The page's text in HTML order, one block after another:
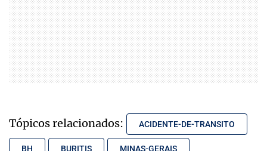
Tópicos relacionados: ACIDENTE-DE-TRANSITO
BH BURITIS MINAS-GERAIS